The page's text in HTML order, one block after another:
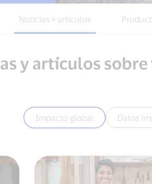
Noticias + artículos
y artículos
Impacto global Datos